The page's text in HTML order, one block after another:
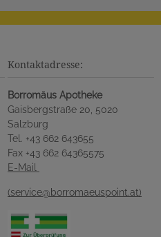
Kontaktadresse:
Borromäus Apotheke
Gaisbergstraße 20, 5020
Salzburg
Tel. +43 662 643655
Fax +43 662 64365575
E-Mail
(service@borromaeuspoint.at)